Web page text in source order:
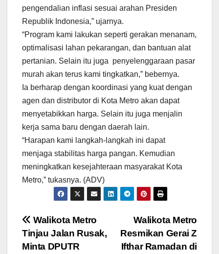
pengendalian inflasi sesuai arahan Presiden
Republik Indonesia,” ujarnya.
“Program kami lakukan seperti gerakan menanam,
optimalisasi lahan pekarangan, dan bantuan alat
pertanian. Selain itu juga penyelenggaraan pasar
murah akan terus kami tingkatkan,” bebernya.
Ia berharap dengan koordinasi yang kuat dengan
agen dan distributor di Kota Metro akan dapat
menyetabikkan harga. Selain itu juga menjalin
kerja sama baru dengan daerah lain.
“Harapan kami langkah-langkah ini dapat
menjaga stabilitas harga pangan. Kemudian
meningkatkan kesejahteraan masyarakat Kota
Metro,” tukasnya. (ADV)
Navigasi
pos
Walikota Metro
Resmikan Gerai Z
Ifthar Ramadan di
Walikota Metro
Tinjau Jalan Rusak,
Minta DPUTR